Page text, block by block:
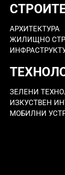
АРХИТЕКТУРА
ЖИЛИЩНО
ЗЕЛЕНИ
ИЗКУСТВЕН
МОБИЛНИ